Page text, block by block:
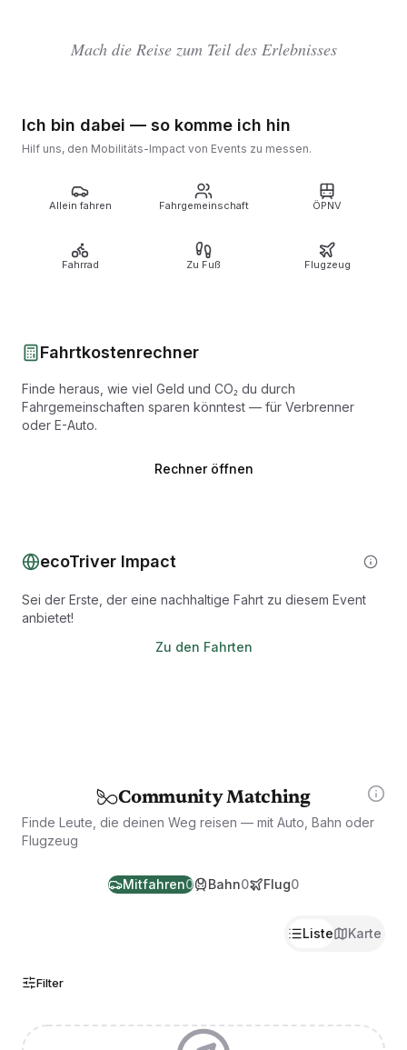
Mach die Reise zum Teil des Erlebnisses
Ich bin dabei — so komme ich hin
Hilf uns, den Mobilitäts-Impact von Events zu messen.
Allein fahren Fahrgemeinschaft ÖPNV
Fahrrad Zu Fuß Flugzeug
Fahrtkostenrechner
Finde heraus, wie viel Geld und CO₂ du durch
Fahrgemeinschaften sparen könntest — für Verbrenner
oder E-Auto.
Rechner öffnen
ecoTriver Impact
Sei der Erste, der eine nachhaltige Fahrt zu diesem Event
anbietet!
Zu den Fahrten
Community Matching
Finde Leute, die deinen Weg reisen — mit Auto, Bahn oder
Flugzeug
Mitfahren0 Bahn0 Flug0
Liste Karte
Filter